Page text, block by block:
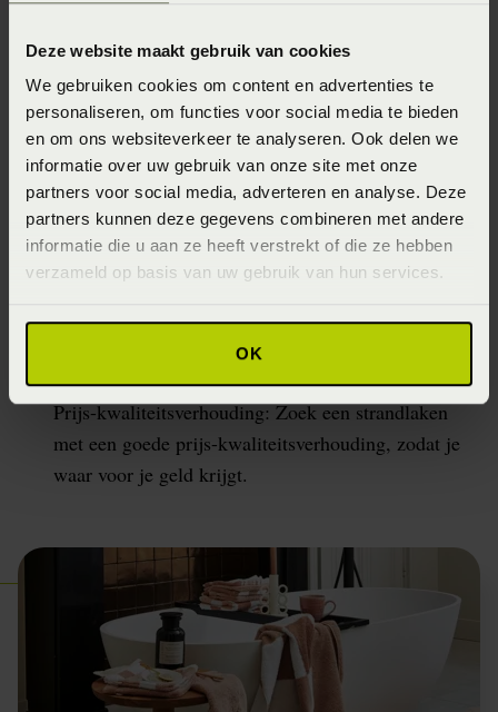
Deze website maakt gebruik van cookies
We gebruiken cookies om content en advertenties te
personaliseren, om functies voor social media te bieden
en om ons websiteverkeer te analyseren. Ook delen we
informatie over uw gebruik van onze site met onze
partners voor social media, adverteren en analyse. Deze
partners kunnen deze gegevens combineren met andere
informatie die u aan ze heeft verstrekt of die ze hebben
verzameld op basis van uw gebruik van hun services.
OK
snel drogend en duurzaam is, zoals katoen of
microfiber.
Grootte: Zorg dat het strandlaken groot genoeg is
om op te liggen en eventueel om mee te nemen als
picknickdeken.
Dessin en kleur: Kies een dessin en kleur die bij
jouw persoonlijkheid en stijl past.
te wassen is, zodat je het schoon kunt houden na
Prijs-kwaliteitsverhouding: Zoek een strandlaken
met een goede prijs-kwaliteitsverhouding, zodat je
waar voor je geld krijgt.